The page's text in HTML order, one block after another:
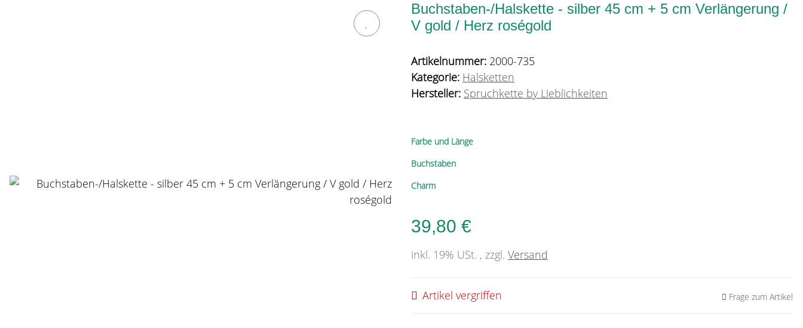
Buchstaben-/Halskette - silber 45 cm + 5 cm Verlängerung /
V gold / Herz roségold
Artikelnummer: 2000-735
Kategorie: Halsketten
Hersteller: Spruchkette by Lieblichkeiten
Farbe und Länge
Buchstaben
Charm
39,80 €
inkl. 19% USt. , zzgl. Versand
Artikel vergriffen Frage zum Artikel